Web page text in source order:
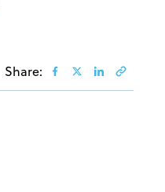
Share: